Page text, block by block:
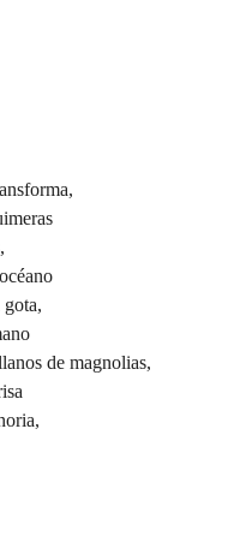
de magnolias,